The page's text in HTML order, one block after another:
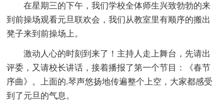
在星期三的下午，我们学校全体师生兴致勃勃的来
到前操场观看元旦联欢会，我们从教室里有顺序的搬出
凳子来到前操场上。
激动人心的时刻到来了！主持人走上舞台，先请出
评委，又请校长讲话，接着播报了第一个节目：《春节
序曲》。上面的.琴声悠扬地传遍整个上空，大家都感受
到了元旦的气息。